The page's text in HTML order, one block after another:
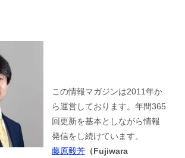
この情報マガジンは2011年か
ら運営しております。年間365
回更新を基本としながら情報
発信をし続けています。
藤原毅芳 （Fujiwara